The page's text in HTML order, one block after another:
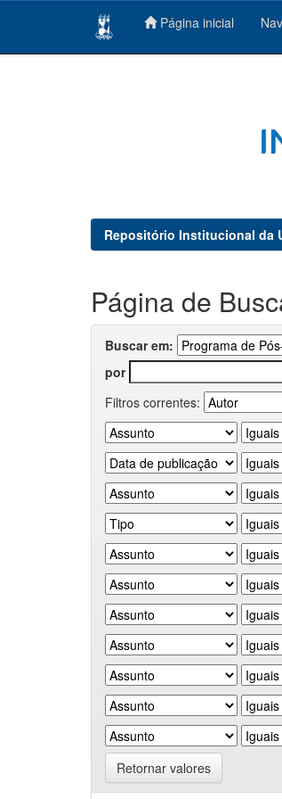
Página inicial
Repositório Institucional da
Página de
Buscar em:
por
Filtros correntes:
Retornar valores